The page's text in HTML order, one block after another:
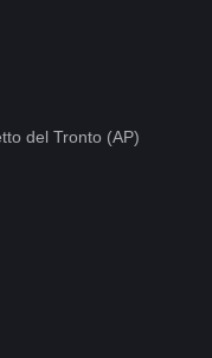
del Tronto (AP)